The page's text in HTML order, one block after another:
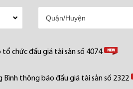
chức đấu giá tài sản số 4074
Bình thông báo đấu giá tài sản số 2322